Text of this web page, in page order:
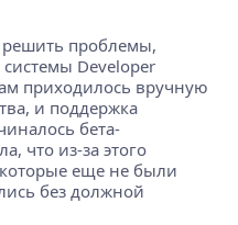
решить проблемы,
Developer
приходилось вручную
и поддержка
бета-
что из-за этого
еще не были
без должной